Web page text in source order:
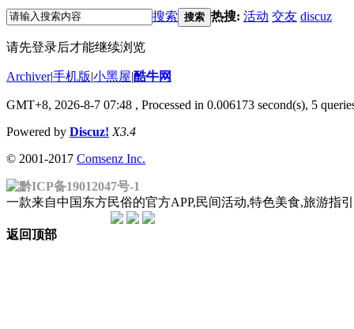
搜索 搜索 热搜: 活动 交友 discuz
请先登录后才能继续浏览
Archiver|手机版|小黑屋|酷牛网
GMT+8, 2026-8-7 07:48 , Processed in 0.006173 second(s), 5
Powered by Discuz! X3.4
© 2001-2017 Comsenz Inc.
黔ICP备19012047号-1
一款来自中国东方民俗的官方APP,民间活动,特色美食,旅游
返回顶部